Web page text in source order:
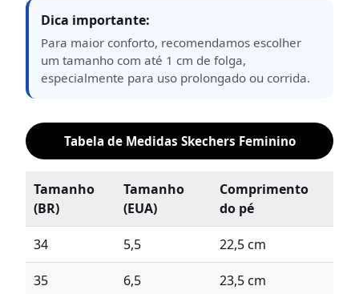
Dica importante:
Para maior conforto, recomendamos escolher
um tamanho com até 1 cm de folga,
especialmente para uso prolongado ou corrida.
Tabela de Medidas Skechers Feminino
Tamanho
(BR)
Tamanho
(EUA)
Comprimento
do pé
34 5,5 22,5 cm
35 6,5 23,5 cm